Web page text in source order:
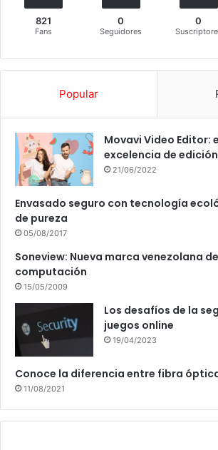
821
Fans
0
Seguidores
0
Popular
Movavi Video Editor:
excelencia de
21/06/2022
Envasado seguro con tecnología
de pureza
05/08/2017
Soneview: Nueva marca venezolana
computación
15/05/2009
Los desafíos de la
juegos online
19/04/2023
Conoce la diferencia entre fibra
11/08/2021